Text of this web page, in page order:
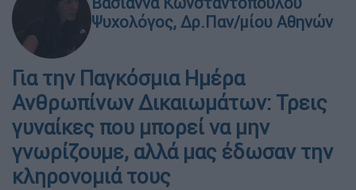
Ψυχολόγος, Δρ.Παν/μίου Αθηνών
Για την Παγκόσμια Ημέρα
Ανθρωπίνων Δικαιωμάτων: Τρεις
γυναίκες που μπορεί να μην
γνωρίζουμε, αλλά μας έδωσαν την
κληρονομιά τους